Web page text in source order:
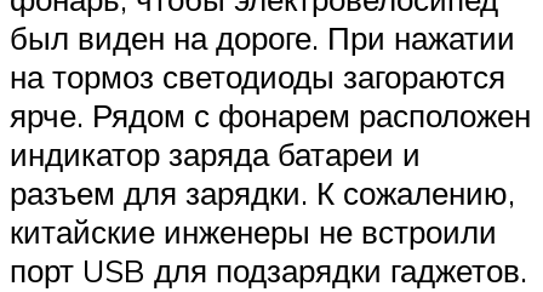
был виден на дороге. При нажатии
на тормоз светодиоды загораются
ярче. Рядом с фонарем расположен
индикатор заряда батареи и
разъем для зарядки. К сожалению,
китайские инженеры не встроили
порт USB для подзарядки гаджетов.